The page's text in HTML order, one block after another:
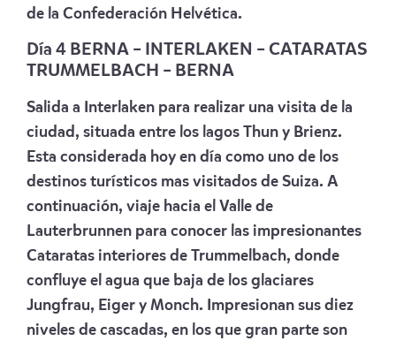
de la Confederación Helvética.
Día 4 BERNA – INTERLAKEN – CATARATAS
TRUMMELBACH – BERNA
Salida a Interlaken para realizar una visita de la
ciudad, situada entre los lagos Thun y Brienz.
Esta considerada hoy en día como uno de los
destinos turísticos mas visitados de Suiza. A
continuación, viaje hacia el Valle de
Lauterbrunnen para conocer las impresionantes
Cataratas interiores de Trummelbach, donde
confluye el agua que baja de los glaciares
Jungfrau, Eiger y Monch. Impresionan sus diez
niveles de cascadas, en los que gran parte son